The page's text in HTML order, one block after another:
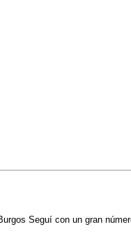
Seguí con un gran